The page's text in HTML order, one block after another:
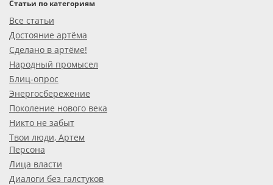
Статьи по категориям
Все статьи
Достояние артёма
Сделано в артёме!
Народный промысел
Блиц-опрос
Энергосбережение
Поколение нового века
Никто не забыт
Твои люди, Артем
Персона
Лица власти
Диалоги без галстуков